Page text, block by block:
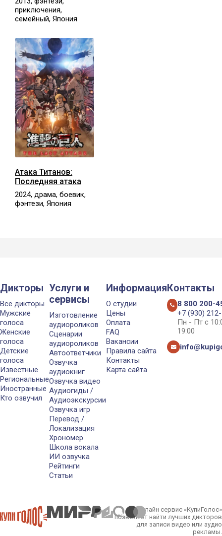
приключения,
семейный, Япония
Атака Титанов:
Последняя атака
2024, драма, боевик,
фэнтези, Япония
Дикторы
Все дикторы
Мужские
голоса
Женские
голоса
Детские
голоса
Известные
Региональные
Иностранные
Кто озвучил
Услуги и
сервисы
Изготовление
аудиороликов
Сценарии
аудиороликов
Автоответчики
Озвучка
аудиокниг
Озвучка видео
Аудиогиды /
Аудиоэкскурсии
Озвучка игр
Перевод /
Локализация
Хрономер
Школа вокала
ИИ озвучка
Рейтинги
Статьи
Информация
О студии
Цены
Оплата
FAQ
Вакансии
Правила сайта
Контакты
Карта сайта
Контакты
8 800 200-
+7 (930)
Пн - Пт с
19:00
Онлайн сервис «КупиГолос»
позволяет найти лучших дикторов
для записи видео или аудио
рекламы.